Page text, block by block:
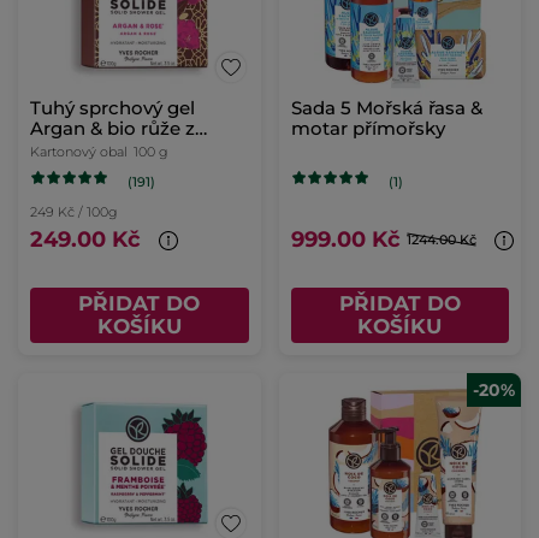
Tuhý sprchový gel
Argan & bio růže z
Maroka
Kartonový obal 100 g
(191)
249 Kč / 100g
249.00 Kč
PŘIDAT DO
KOŠÍKU
Sada 5 Mořská řasa &
motar přímořsky
(1)
999.00 Kč 1244.00 Kč
PŘIDAT DO
KOŠÍKU
-20%